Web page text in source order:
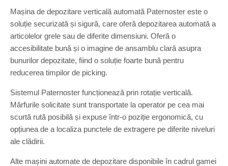
Mașina de depozitare verticală automată Paternoster este o
soluție securizată și sigură, care oferă depozitarea automată a
articolelor grele sau de diferite dimensiuni. Oferă o
accesibilitate bună și o imagine de ansamblu clară asupra
bunurilor depozitate, fiind o soluție foarte bună pentru
reducerea timpilor de picking.
Sistemul Paternoster funcționează prin rotație verticală.
Mărfurile solicitate sunt transportate la operator pe cea mai
scurtă rută posibilă și expuse într-o poziție ergonomică, cu
opțiunea de a localiza punctele de extragere pe diferite niveluri
ale clădirii.
Alte mașini automate de depozitare disponibile în cadrul gamei